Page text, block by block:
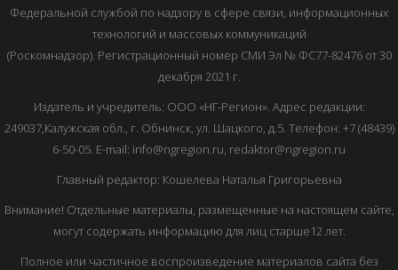
Федеральной службой по надзору в сфере связи, информационных
технологий и массовых коммуникаций
(Роскомнадзор). Регистрационный номер СМИ Эл № ФС77-82476 от 30
декабря 2021 г.
Издатель и учредитель: ООО «НГ-Регион». Адрес редакции:
249037,Калужская обл., г. Обнинск, ул. Шацкого, д.5. Телефон: +7 (48439)
6-50-05. E-mail: info@ngregion.ru, redaktor@ngregion.ru
Главный редактор: Кошелева Наталья Григорьевна
Внимание! Отдельные материалы, размещенные на настоящем сайте,
могут содержать информацию для лиц старше12 лет.
Полное или частичное воспроизведение материалов сайта без